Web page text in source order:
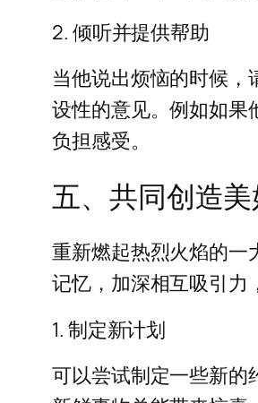
2. 倾听并提供帮助
当他说出烦恼的时候
设性的意见。例如如果
负担感受。
五、共同创造
重新燃起热烈火焰的一
记忆，加深相互吸引力
1. 制定新计划
可以尝试制定一些新的